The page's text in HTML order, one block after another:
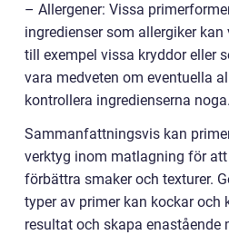
– Allergener: Vissa
ingredienser som allergiker
till exempel vissa kryddor eller
vara medveten om eventuella
kontrollera ingredienserna noga.
Sammanfattningsvis kan
verktyg inom matlagning för
förbättra smaker och texturer.
typer av primer kan kockar och
resultat och skapa enastående